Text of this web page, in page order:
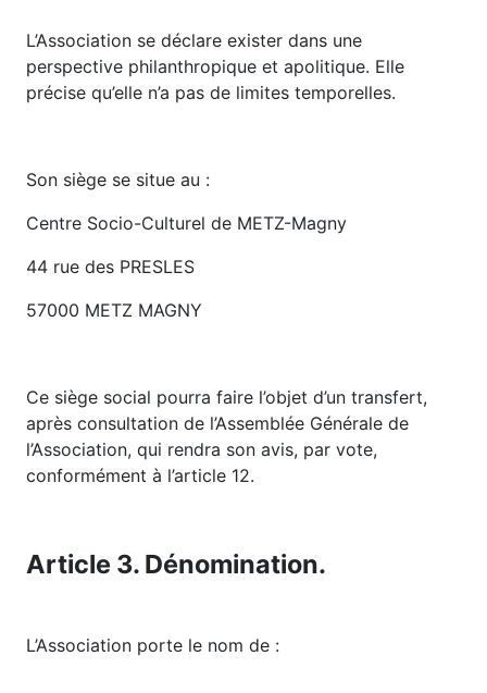
L’Association se déclare exister dans une
perspective philanthropique et apolitique. Elle
précise qu’elle n’a pas de limites temporelles.
Son siège se situe au :
Centre Socio-Culturel de METZ-Magny
44 rue des PRESLES
57000 METZ MAGNY
Ce siège social pourra faire l’objet d’un transfert,
après consultation de l’Assemblée Générale de
l’Association, qui rendra son avis, par vote,
conformément à l’article 12.
Article 3. Dénomination.
L’Association porte le nom de :